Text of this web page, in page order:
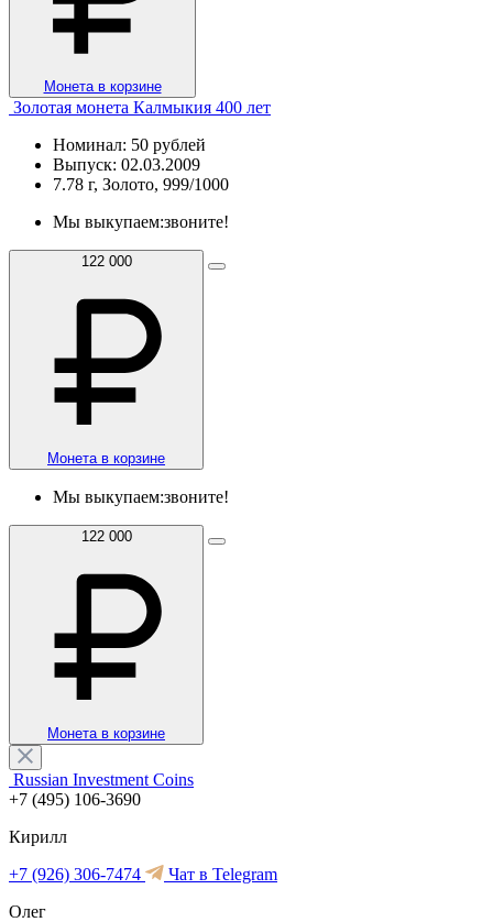
Монета в корзине
Золотая монета Калмыкия 400 лет
Номинал: 50 рублей
Выпуск: 02.03.2009
7.78 г, Золото, 999/1000
Мы выкупаем:звоните!
122 000
Монета в корзине
Мы выкупаем:звоните!
122 000
Монета в корзине
Russian Investment Coins
+7 (495) 106-3690
Кирилл
+7 (926) 306-7474
Чат в Telegram
Олег